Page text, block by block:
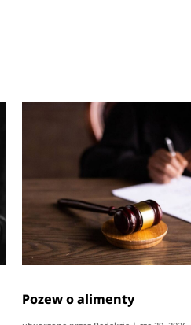
Pozew o alimenty